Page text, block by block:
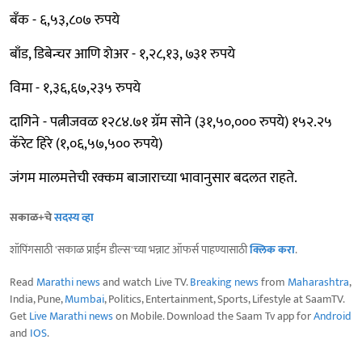
बँक - ६,५३,८०७ रुपये
बाँड, डिबेन्चर आणि शेअर - १,२८,१३, ७३१ रुपये
विमा - १,३६,६७,२३५ रुपये
दागिने - पत्नीजवळ १२८४.७१ ग्रॅम सोने (३१,५०,००० रुपये) १५२.२५
कॅरेट हिरे (१,०६,५७,५०० रुपये)
जंगम मालमत्तेची रक्कम बाजाराच्या भावानुसार बदलत राहते.
सकाळ+चेसदस्य व्हा
शॉपिंगसाठी 'सकाळ प्राईम डील्स'च्या भन्नाट ऑफर्स पाहण्यासाठीक्लिक करा.
Read Marathi newsand watch Live TV.Breaking newsfrom Maharashtra,
India, Pune,Mumbai, Politics, Entertainment, Sports, Lifestyle at SaamTV.
GetLive Marathi newson Mobile. Download the Saam Tv app forAndroid
and IOS.